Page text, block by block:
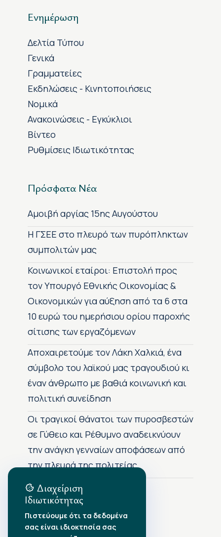
Ενημέρωση
Δελτία Τύπου
Γενικά
Γραμματείες
Εκδηλώσεις - Κινητοποιήσεις
Νομικά
Ανακοινώσεις - Εγκύκλιοι
Βίντεο
Ρυθμίσεις Ιδιωτικότητας
Πρόσφατα Νέα
Αμοιβή αργίας 15ης Αυγούστου
H ΓΣΕΕ στο πλευρό των πυρόπληκτων
συμπολιτών μας
Κοινωνικοί εταίροι: Επιστολή προς
τον Υπουργό Εθνικής Οικονομίας &
Οικονομικών για αύξηση από τα 6 στα
10 ευρώ του ημερήσιου ορίου παροχής
σίτισης των εργαζόμενων
Αποχαιρετούμε τον Λάκη Χαλκιά, ένα
σύμβολο του λαϊκού μας τραγουδιού κι
έναν άνθρωπο με βαθιά κοινωνική και
πολιτική συνείδηση
Οι τραγικοί θάνατοι των πυροσβεστών
σε Γύθειο και Ρέθυμνο αναδεικνύουν
την ανάγκη γενναίων αποφάσεων από
την πλευρά της πολιτείας
Αρχείο Δημοσιεύσεων
•Αύγουστος 2026
Διαχείριση
Ιδιωτικότητας
Πιστεύουμε ότι τα δεδομένα
σας είναι ιδιοκτησία σας